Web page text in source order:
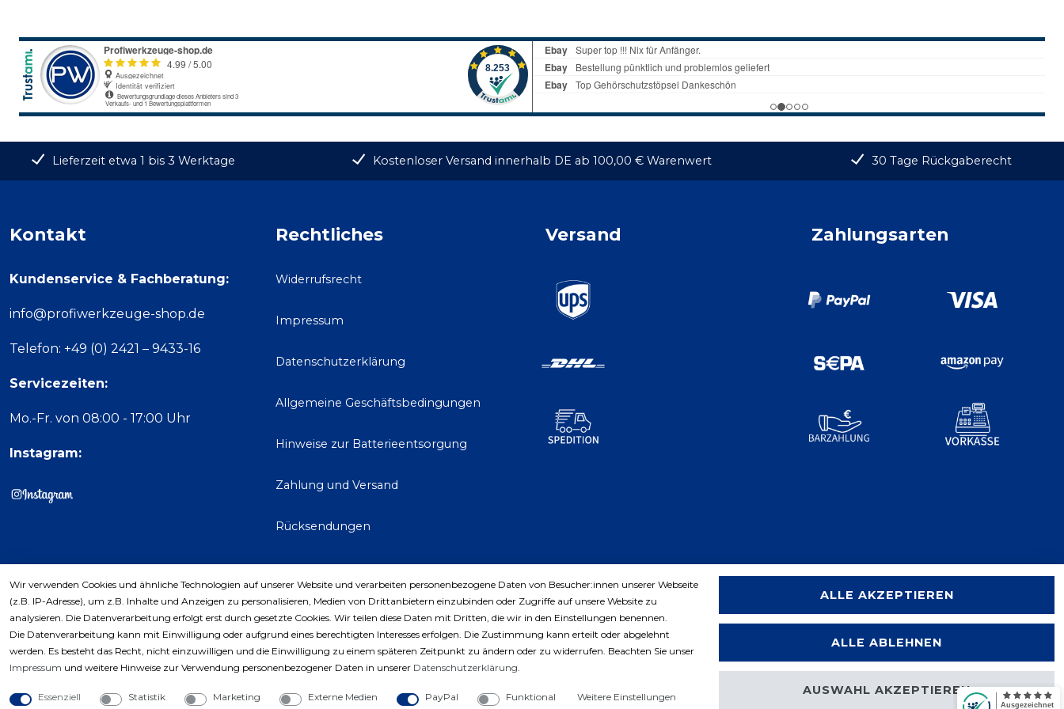
Lieferzeit etwa 1 bis 3 Werktage Kostenloser Versand innerhalb DE ab 100,00 € Warenwert 30 Tage Rückgaberecht
Kontakt
Kundenservice & Fachberatung:
info@profiwerkzeuge-shop.de
Telefon: +49 (0) 2421 – 9433-16
Servicezeiten:
Mo.-Fr. von 08:00 - 17:00 Uhr
Instagram:
Rechtliches
Widerrufsrecht
Impressum
Datenschutzerklärung
Allgemeine Geschäftsbedingungen
Hinweise zur Batterieentsorgung
Zahlung und Versand
Rücksendungen
Kaufvertrag widerrufen
Versand Zahlungsarten
Copyright © 2023 by Profiwerkzeuge-Shop. Alle Rechte vorbehalten.
Wir verwenden Cookies und ähnliche Technologien auf unserer Website und verarbeiten personenbezogene Daten von Besucher:innen unserer Webseite
(z.B. IP-Adresse), um z.B. Inhalte und Anzeigen zu personalisieren, Medien von Drittanbietern einzubinden oder Zugriffe auf unsere Website zu
analysieren. Die Datenverarbeitung erfolgt erst durch gesetzte Cookies. Wir teilen diese Daten mit Dritten, die wir in den Einstellungen benennen.
Die Datenverarbeitung kann mit Einwilligung oder aufgrund eines berechtigten Interesses erfolgen. Die Zustimmung kann erteilt oder abgelehnt
werden. Es besteht das Recht, nicht einzuwilligen und die Einwilligung zu einem späteren Zeitpunkt zu ändern oder zu widerrufen. Beachten Sie unser
Impressum und weitere Hinweise zur Verwendung personenbezogener Daten in unserer Daten­schutz­erklärung.
Essenziell Statistik Marketing Externe Medien PayPal Funktional Weitere Einstellungen
ALLE AKZEPTIEREN
ALLE ABLEHNEN
AUSWAHL AKZEPTIEREN